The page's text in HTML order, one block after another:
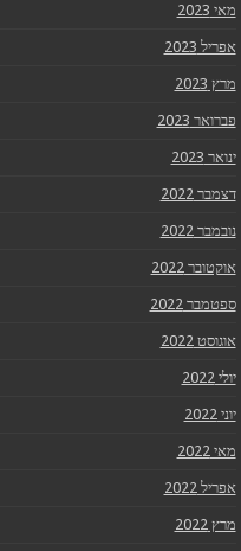
מאי 2023
אפריל 2023
מרץ 2023
פברואר 2023
ינואר 2023
דצמבר 2022
נובמבר 2022
אוקטובר 2022
ספטמבר 2022
אוגוסט 2022
יולי 2022
יוני 2022
מאי 2022
אפריל 2022
מרץ 2022